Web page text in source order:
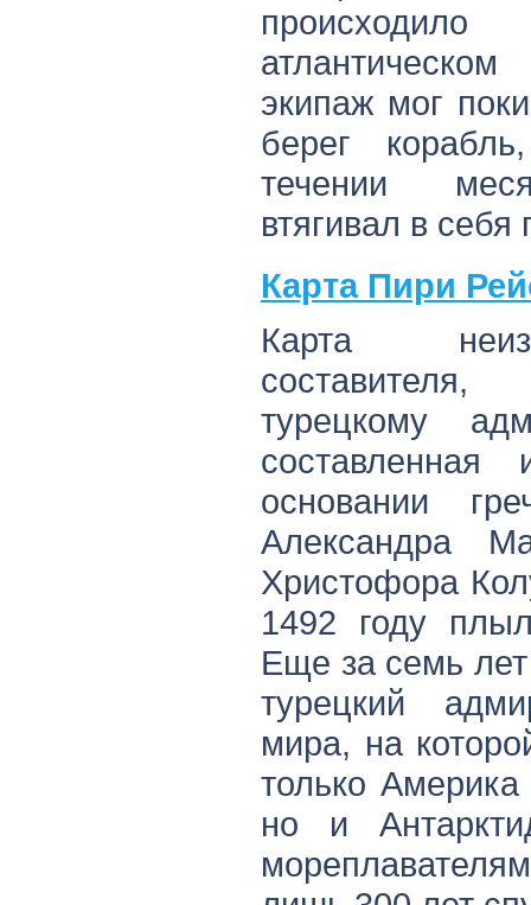
экипаж мог
берег
течении
втягивал в себя
Карта Пири
Карта
турецкому
основании
Александра
Христофора
1492 году
Еще за семь лет
турецкий
мира, на
только
но и